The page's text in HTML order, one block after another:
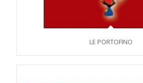
LE PORTOFINO